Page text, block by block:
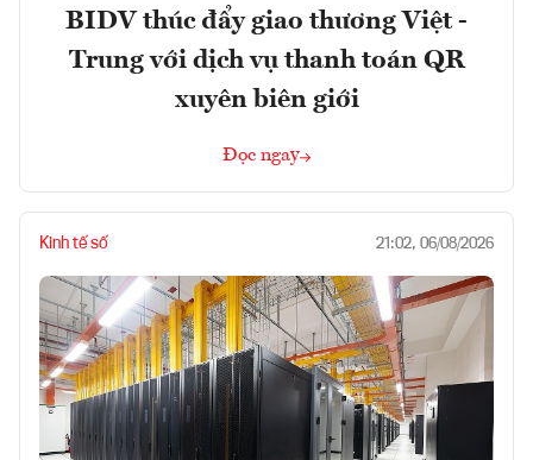
BIDV thúc đẩy giao thương Việt -
Trung với dịch vụ thanh toán QR
xuyên biên giới
Đọc ngay
Kinh tế số 21:02, 06/08/2026